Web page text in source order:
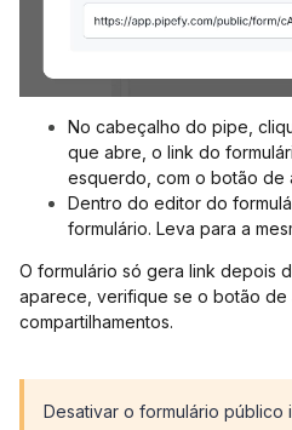
No cabeçalho do pipe,
que abre, o link do
esquerdo, com o botão de
Dentro do editor do
formulário. Leva para a
O formulário só gera link depois
aparece, verifique se o botão de
compartilhamentos.
Desativar o formulário público